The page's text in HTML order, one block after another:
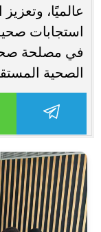
عالميًا،
استجابات
في مصلحة
الصحية